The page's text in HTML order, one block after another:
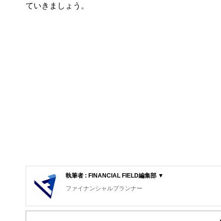
ていきましょう。
執筆者 : FINANCIAL FIELD編集部 ▼
ファイナンシャルプランナー
FinancialField編集部は、金融、経済に関する記事を、日